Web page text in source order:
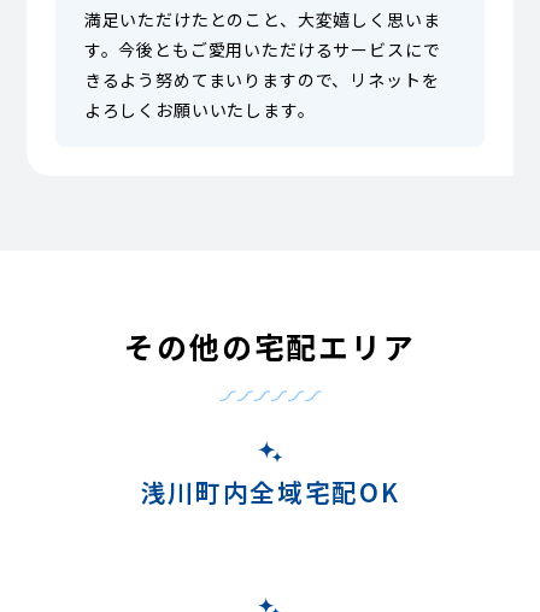
満足いただけたとのこと、大変嬉しく思いま
す。今後ともご愛用いただけるサービスにで
きるよう努めてまいりますので、リネットを
よろしくお願いいたします。
その他の宅配エリア
浅川町内全域宅配OK